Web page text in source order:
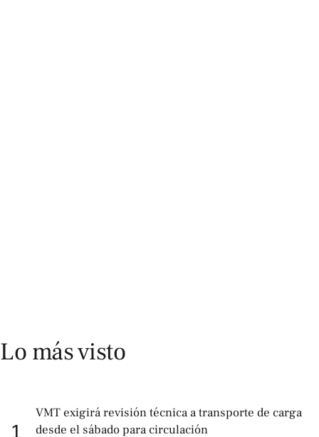
Lo más visto
1
VMT exigirá revisión técnica a transporte de carga
desde el sábado para circulación